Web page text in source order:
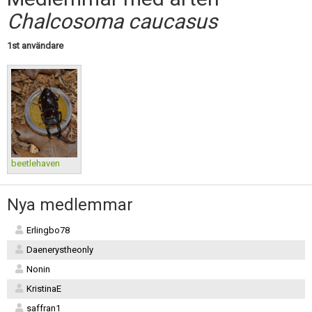
Chalcosoma caucasus
1st användare
beetlehaven
Nya medlemmar
Erlingbo78
Daenerystheonly
Nonin
KristinaE
saffran1